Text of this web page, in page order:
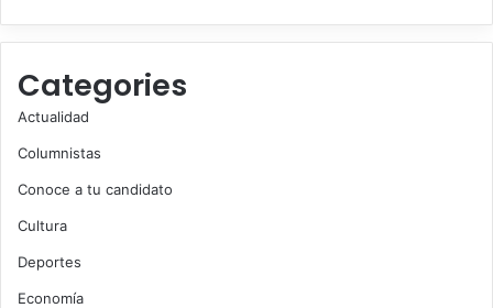
Categories
Actualidad
Columnistas
Conoce a tu candidato
Cultura
Deportes
Economía